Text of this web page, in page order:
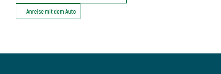
Anreise mit dem Auto